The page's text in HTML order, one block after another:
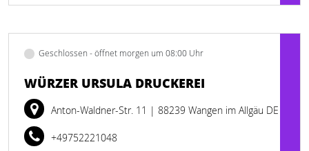
Geschlossen - öffnet morgen um 08:00 Uhr
WÜRZER URSULA DRUCKEREI
Anton-Waldner-Str. 11 | 88239 Wangen im Allgäu DE
+49752221048